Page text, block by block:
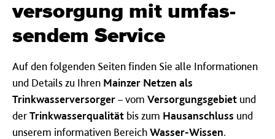
ver­sor­gung mit um­­fas­­
sen­­dem Ser­vice
Auf den folgenden Seiten finden Sie alle Informationen
und Details zu Ihren Mainzer Netzen als
Trinkwasserversorger– vom Versorgungsgebiet und
derTrinkwasserqualität bis zum Hausanschluss und
unserem informativen BereichWasser-Wissen.